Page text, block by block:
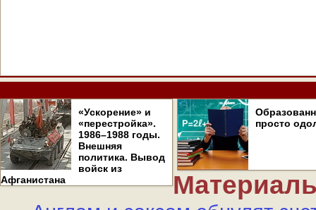
«Ускорение» и
«перестройка».
1986–1988 годы.
Внешняя
политика. Вывод
войск из
Афганистана
просто